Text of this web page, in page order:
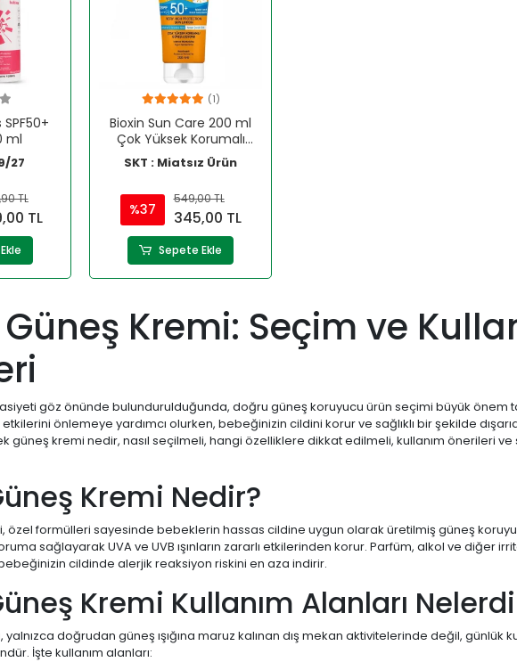
ml
27
TL
TL
(1)
Bioxin Sun Care 200 ml
Çok Yüksek Korumalı
Güneş Losyonu
SKT : Miatsız Ürün
%37
549,00 TL
345,00 TL
Sepete Ekle
Kremi: Seçim ve
göz önünde bulundurulduğunda, doğru güneş koruyucu ürün seçimi büyük önem
etkilerini önlemeye yardımcı olurken, bebeğinizin cildini korur ve sağlıklı bir şekilde
güneş kremi nedir, nasıl seçilmeli, hangi özelliklere dikkat edilmeli, kullanım önerileri
Kremi Nedir?
özel formülleri sayesinde bebeklerin hassas cildine uygun olarak üretilmiş güneş
sağlayarak UVA ve UVB ışınların zararlı etkilerinden korur. Parfüm, alkol ve diğer
cildinde alerjik reaksiyon riskini en aza indirir.
Kremi Kullanım Alanları
doğrudan güneş ışığına maruz kalınan dış mekan aktivitelerinde değil, günlük
İşte kullanım alanları: